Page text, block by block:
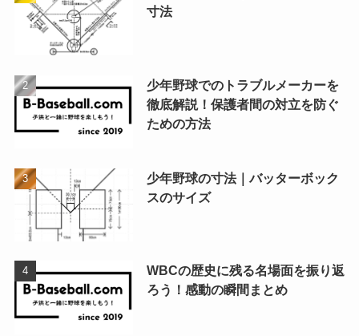
寸法
少年野球でのトラブルメーカーを
徹底解説！保護者間の対立を防ぐ
ための方法
少年野球の寸法｜バッターボック
スのサイズ
WBCの歴史に残る名場面を振り返
ろう！感動の瞬間まとめ